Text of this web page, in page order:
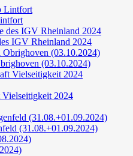
IGV Rheinland 2024
(03.10.2024)
Vielseitigkeit 2024
(31.08.+01.09.2024)